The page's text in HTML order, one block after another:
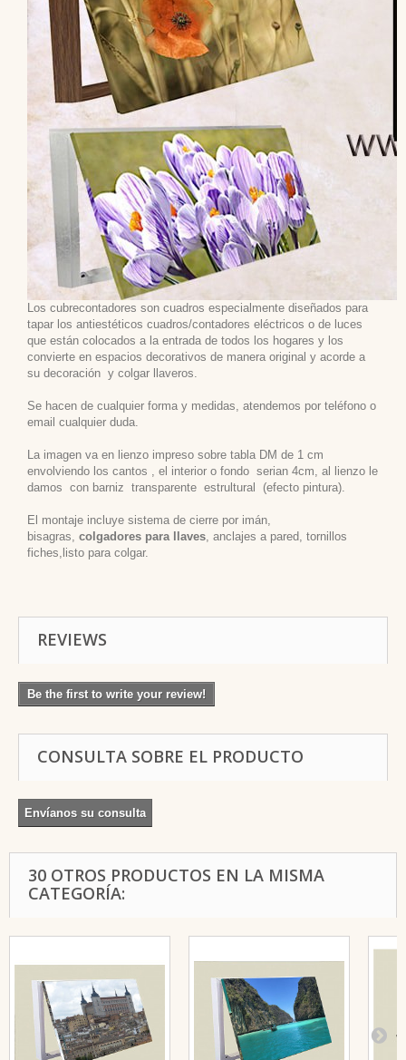
Los cubrecontadores son cuadros especialmente diseñados para
tapar los antiestéticos cuadros/contadores eléctricos o de luces
que están colocados a la entrada de todos los hogares y los
convierte en espacios decorativos de manera original y acorde a
su decoración y colgar llaveros.
Se hacen de cualquier forma y medidas, atendemos por teléfono o
email cualquier duda.
La imagen va en lienzo impreso sobre tabla DM de 1 cm
envolviendo los cantos , el interior o fondo serian 4cm, al lienzo le
damos con barniz transparente estrultural (efecto pintura).
El montaje incluye sistema de cierre por imán,
bisagras, colgadores para llaves , anclajes a pared, tornillos
fiches,listo para colgar.
REVIEWS
Be the first to write your review!
CONSULTA SOBRE EL PRODUCTO
Envíanos su consulta
30 OTROS PRODUCTOS EN LA MISMA
CATEGORÍA: